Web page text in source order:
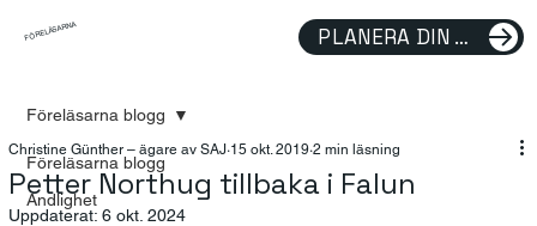
FÖRELÄSARNA PLANERA DIN FÖRELÄSNING
Föreläsarna blogg
Andlighet
Föreläsarna blogg
Petter Northug tillbaka i Falun
Christine Günther – ägare av SAJ 15 okt. 2019 2 min läsning
Uppdaterat: 6 okt. 2024